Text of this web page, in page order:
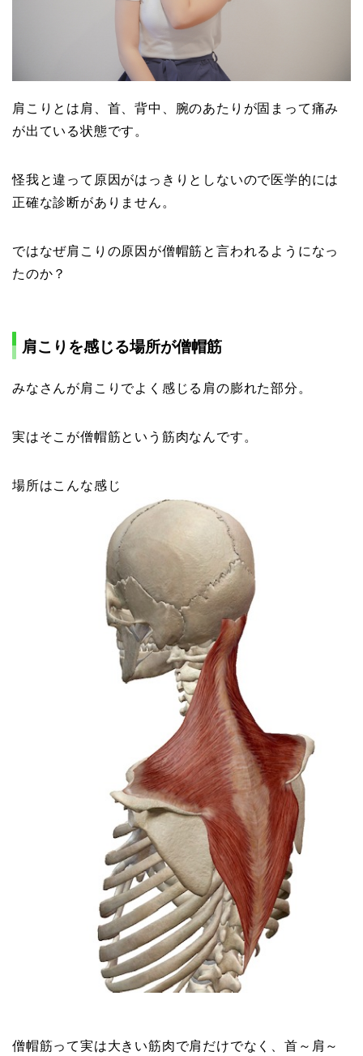
肩こりとは肩、首、背中、腕のあたりが固まって痛み
が出ている状態です。
怪我と違って原因がはっきりとしないので医学的には
正確な診断がありません。
ではなぜ肩こりの原因が僧帽筋と言われるようになっ
たのか？
肩こりを感じる場所が僧帽筋
みなさんが肩こりでよく感じる肩の膨れた部分。
実はそこが僧帽筋という筋肉なんです。
場所はこんな感じ
僧帽筋って実は大きい筋肉で肩だけでなく、首～肩～